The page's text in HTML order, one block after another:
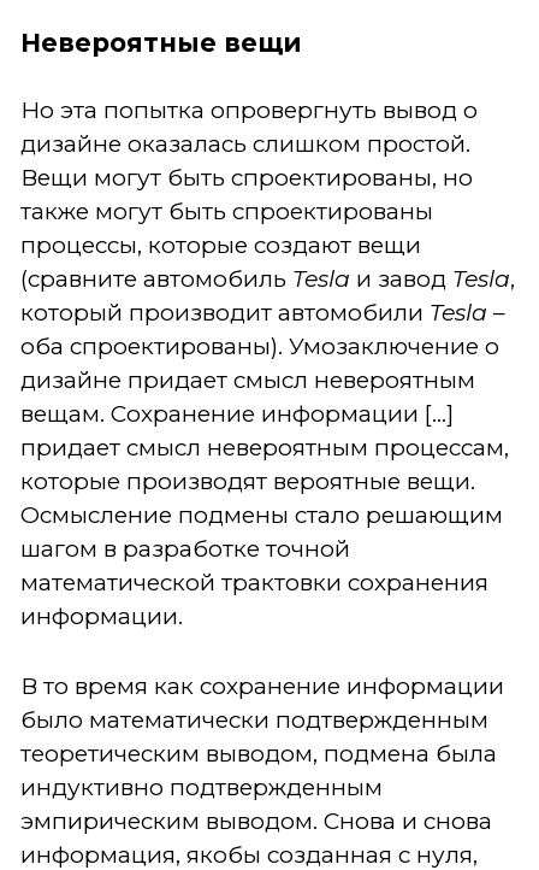
Невероятные вещи
Но эта попытка опровергнуть вывод о
дизайне оказалась слишком простой.
Вещи могут быть спроектированы, но
также могут быть спроектированы
процессы, которые создают вещи
(сравните автомобиль Tesla и завод Tesla,
который производит автомобили Tesla –
оба спроектированы). Умозаключение о
дизайне придает смысл невероятным
вещам. Сохранение информации [...]
придает смысл невероятным процессам,
которые производят вероятные вещи.
Осмысление подмены стало решающим
шагом в разработке точной
математической трактовки сохранения
информации.
В то время как сохранение информации
было математически подтвержденным
теоретическим выводом, подмена была
индуктивно подтвержденным
эмпирическим выводом. Снова и снова
информация, якобы созданная с нуля,